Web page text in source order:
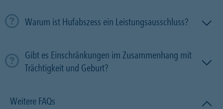
Warum ist Hufabszess ein Leistungsausschluss?
Gibt es Einschränkungen im Zusammenhang mit
Trächtigkeit und Geburt?
Weitere FAQs